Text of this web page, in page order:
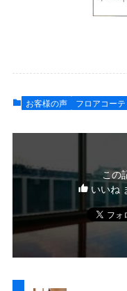
お客様の声 フロアコー
この
いいね